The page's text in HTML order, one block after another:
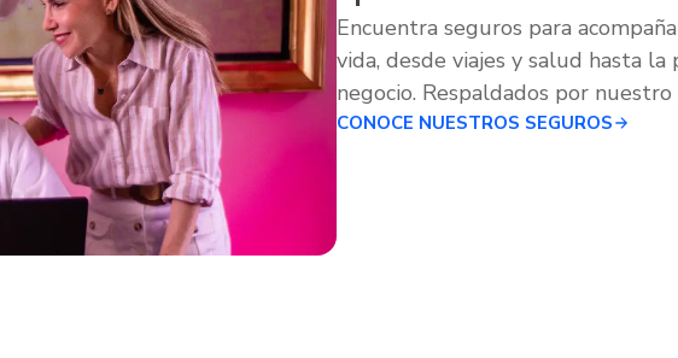
Encuentra seguros para
vida, desde viajes y salud hasta
negocio. Respaldados por nuestro
CONOCE NUESTROS SEGUROS